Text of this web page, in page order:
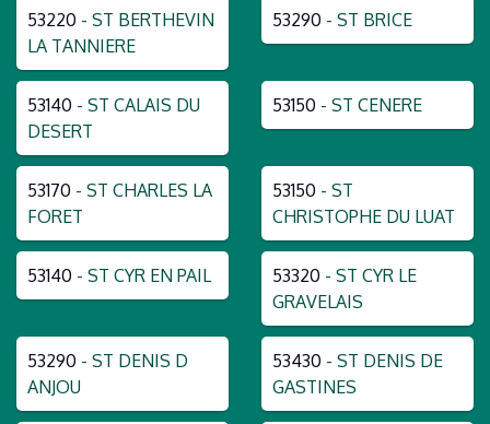
53220 - ST BERTHEVIN
LA TANNIERE
53290 - ST BRICE
53140 - ST CALAIS DU
DESERT
53150 - ST CENERE
53170 - ST CHARLES LA
FORET
53150 - ST
CHRISTOPHE DU LUAT
53140 - ST CYR EN PAIL 53320 - ST CYR LE
GRAVELAIS
53290 - ST DENIS D
ANJOU
53430 - ST DENIS DE
GASTINES